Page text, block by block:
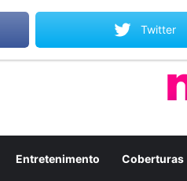
Última Hora
Entretenimento Coberturas
Twitter